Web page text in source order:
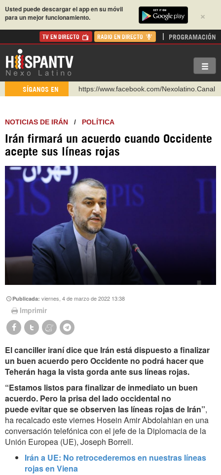
×
Usted puede descargar el app en su móvil
para un mejor funcionamiento.
TV EN DIRECTO RADIO EN DIRECTO PROGRAMACIÓN
SÍGANOS EN https://www.facebook.com/Nexolatino.Canal
https://www.youtube.com/@nexo_latino
https://t.me/hispantvcanal
https://urmedium.com/c/hispantv
WhatsApp y Viber: +98 921 79 29 404
NOTICIAS DE IRÁN / POLÍTICA
Irán firmará un acuerdo cuando Occidente
acepte sus líneas rojas
Publicada:viernes, 4 de marzo de 2022 13:38
Imprimir
El canciller iraní dice que Irán está dispuesto a finalizar
un buen acuerdo pero Occidente no podrá hacer que
Teherán haga la vista gorda ante sus líneas rojas.
“Estamos listos para finalizar de inmediato un buen
acuerdo. Pero la prisa del lado occidental no
puede evitar que se observen las líneas rojas de Irán”,
ha recalcado este viernes Hosein Amir Abdolahian en una
conversación telefónica con el jefe de la Diplomacia de la
Unión Europea (UE), Joseph Borrell.
Irán a UE: No retrocederemos en nuestras líneas
rojas en Viena